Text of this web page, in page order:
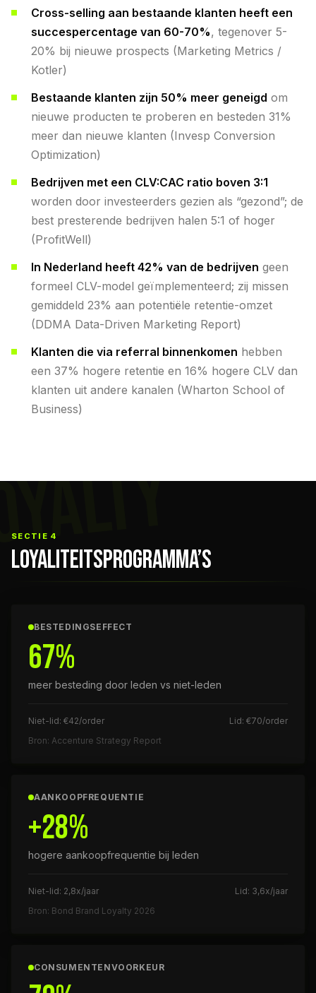
Cross-selling aan bestaande klanten heeft een
succespercentage van 60-70%, tegenover 5-
20% bij nieuwe prospects (Marketing Metrics /
Kotler)
Bestaande klanten zijn 50% meer geneigd om
nieuwe producten te proberen en besteden 31%
meer dan nieuwe klanten (Invesp Conversion
Optimization)
Bedrijven met een CLV:CAC ratio boven 3:1
worden door investeerders gezien als “gezond”; de
best presterende bedrijven halen 5:1 of hoger
(ProfitWell)
In Nederland heeft 42% van de bedrijven geen
formeel CLV-model geïmplementeerd; zij missen
gemiddeld 23% aan potentiële retentie-omzet
(DDMA Data-Driven Marketing Report)
Klanten die via referral binnenkomen hebben
een 37% hogere retentie en 16% hogere CLV dan
klanten uit andere kanalen (Wharton School of
Business)
SECTIE 4
LOYALITEITSPROGRAMMA’S
BESTEDINGSEFFECT
67%
meer besteding door leden vs niet-leden
Niet-lid: €42/order
Lid: €70/order
Bron: Accenture Strategy Report
AANKOOPFREQUENTIE
+28%
hogere aankoopfrequentie bij leden
Niet-lid: 2,8x/jaar
Lid: 3,6x/jaar
Bron: Bond Brand Loyalty 2026
CONSUMENTENVOORKEUR